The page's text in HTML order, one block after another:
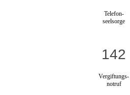
Telefon-
seelsorge
142
Vergiftungs-
notruf